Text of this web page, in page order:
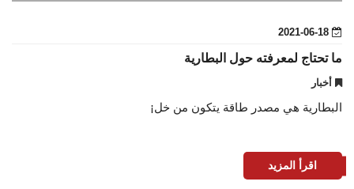
ما تحتاج لمعرفته حول البطارية
أخبار
البطارية هي مصدر طاقة يتكون من خل¡
اقرأ المزيد